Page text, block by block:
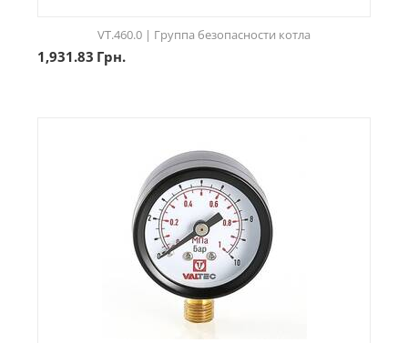
VT.460.0 | Группа безопасности котла
1,931.83 Грн.